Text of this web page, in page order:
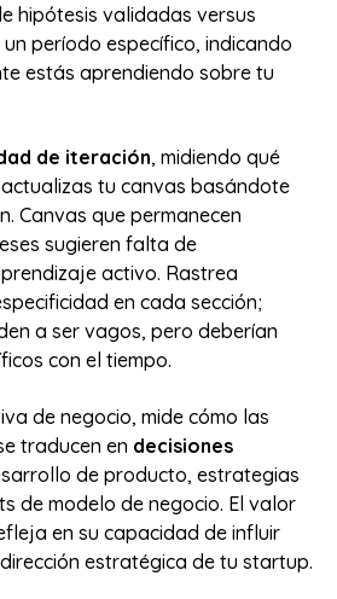
hipótesis validadas versus
período específico, indicando
estás aprendiendo sobre tu
de iteración, midiendo qué
tu canvas basándote
Canvas que permanecen
sugieren falta de
activo. Rastrea
en cada sección;
a ser vagos, pero deberían
con el tiempo.
de negocio, mide cómo las
traducen en decisiones
de producto, estrategias
de modelo de negocio. El valor
en su capacidad de influir
estratégica de tu startup.